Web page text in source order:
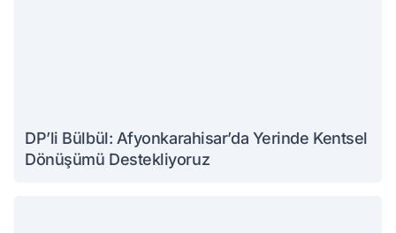
DP’li Bülbül: Afyonkarahisar’da Yerinde Kentsel
Dönüşümü Destekliyoruz